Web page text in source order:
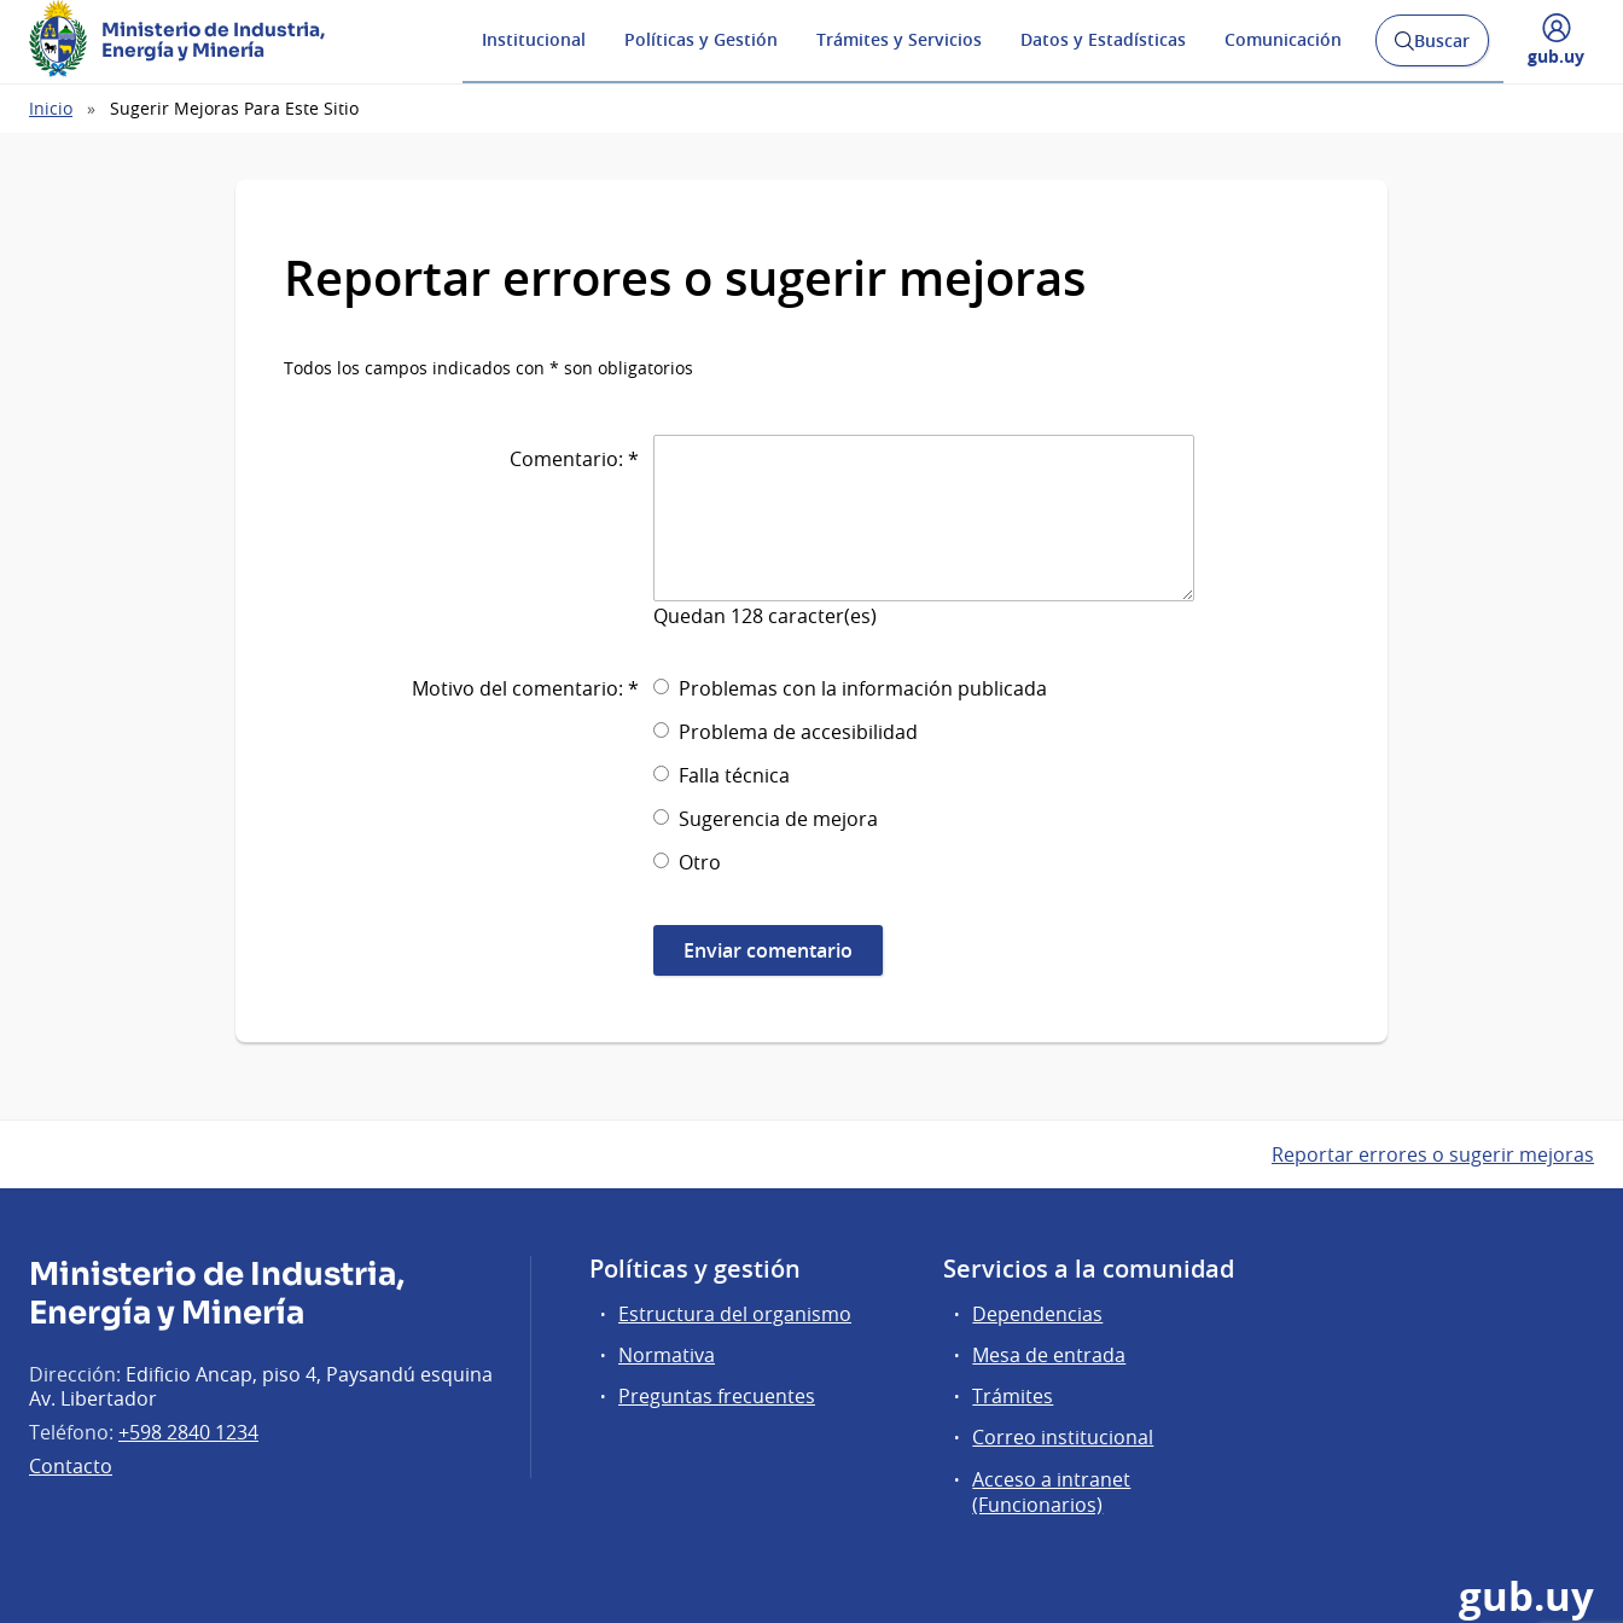
Ministerio de Industria,
Energía y Minería
Institucional Políticas y Gestión Trámites y Servicios Datos y Estadísticas Comunicación
Abrir
buscador
Buscar
Desplegar
gub.uy
Ruta
Inicio Sugerir Mejoras Para Este Sitio
Reportar errores o sugerir mejoras
Todos los campos indicados con * son obligatorios
Comentario: *
Quedan 128 caracter(es)
Motivo del comentario: *
Problemas con la información publicada
Problema de accesibilidad
Falla técnica
Sugerencia de mejora
Otro
Reportar errores o sugerir mejoras
Ministerio de Industria,
Energía y Minería
Dirección: Edificio Ancap, piso 4, Paysandú esquina
Av. Libertador
Teléfono: +598 2840 1234
Contacto
Políticas y gestión
Estructura del organismo
Normativa
Preguntas frecuentes
Servicios a la comunidad
Dependencias
Mesa de entrada
Trámites
Correo institucional
Acceso a intranet
(Funcionarios)
gub.uy